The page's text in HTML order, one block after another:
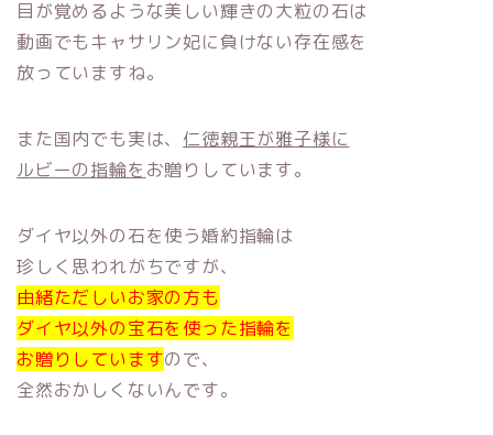
目が覚めるような美しい輝きの大粒の石は
動画でもキャサリン妃に負けない存在感を
放っていますね。
また国内でも実は、 仁徳親王が雅子様に
ルビーの指輪を お贈りしています。
ダイヤ以外の石を使う婚約指輪は
珍しく思われがちですが、
由緒ただしいお家の方も
ダイヤ以外の宝石を使った指輪を
お贈りしていますので、
全然おかしくないんです。